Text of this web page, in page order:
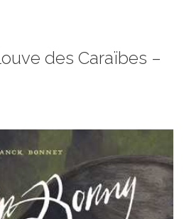
des Caraïbes –